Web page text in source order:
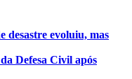
desastre evoluiu, mas
Defesa Civil após